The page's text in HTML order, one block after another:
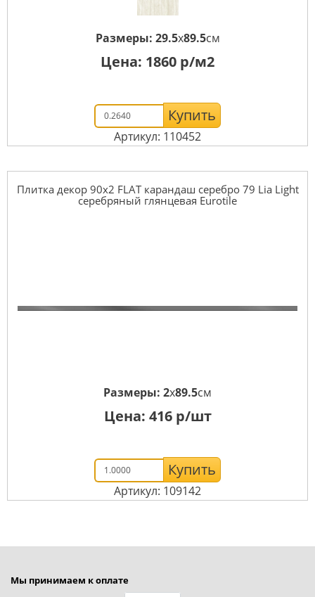
Размеры: 29.5x89.5см
Цена: 1860 р/м2
Купить
Артикул: 110452
Плитка декор 90x2 FLAT карандаш серебро 79 Lia Light
серебряный глянцевая Eurotile
Размеры: 2x89.5см
Цена: 416р/шт
Купить
Артикул: 109142
Мы принимаем к оплате